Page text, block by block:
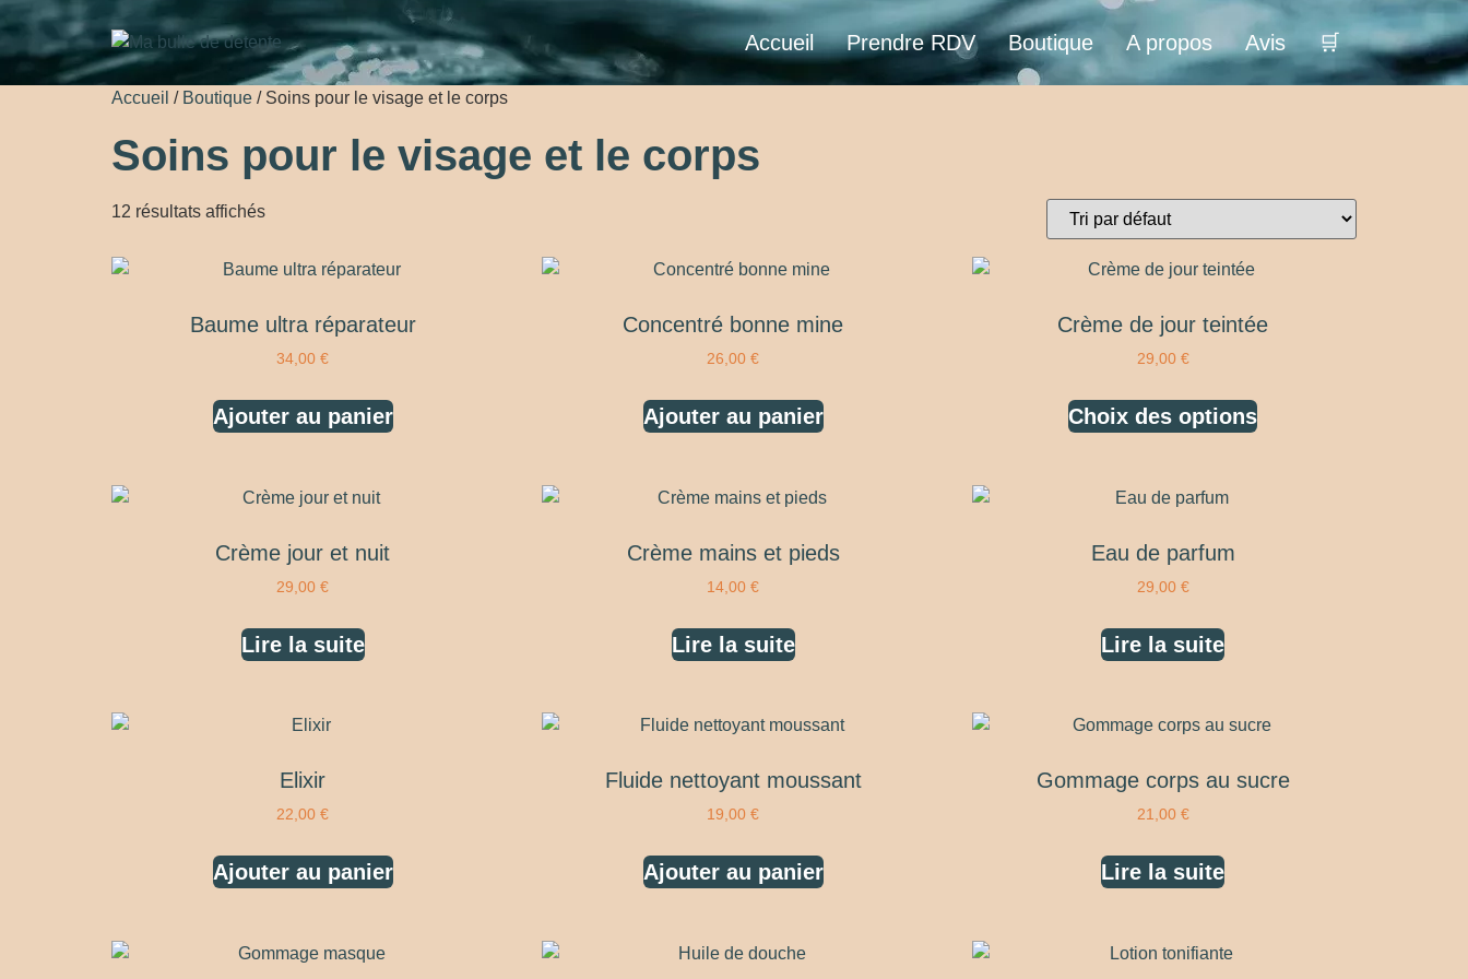
Accueil Prendre RDV Boutique A propos Avis 🛒
Accueil / Boutique / Soins pour le visage et le corps
Soins pour le visage et le corps
12 résultats affichés
Baume ultra réparateur
34,00€
Ajouter au panier
Concentré bonne mine
26,00€
Ajouter au panier
Crème de jour teintée
29,00 €
Choix des options
Crème jour et nuit
29,00€
Lire la suite
Crème mains et pieds
14,00€
Lire la suite
Eau de parfum
29,00 €
Lire la suite
Elixir
22,00€
Ajouter au panier
Fluide nettoyant moussant
19,00€
Ajouter au panier
Gommage corps au sucre
21,00 €
Lire la suite